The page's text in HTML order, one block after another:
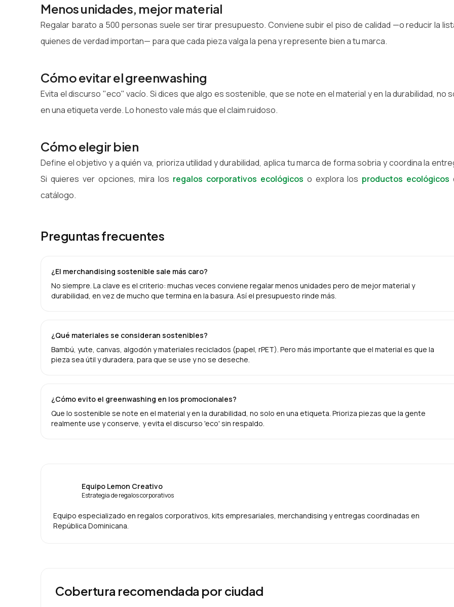
Menos unidades, mejor material
Regalar barato a 500 personas suele ser tirar presupuesto. Conviene subir el piso de calidad —o reducir la
quienes de verdad importan— para que cada pieza valga la pena y represente bien a tu marca.
Cómo evitar el greenwashing
Evita el discurso "eco" vacío. Si dices que algo es sostenible, que se note en el material y en la durabilidad, no
en una etiqueta verde. Lo honesto vale más que el claim ruidoso.
Cómo elegir bien
Define el objetivo y a quién va, prioriza utilidad y durabilidad, aplica tu marca de forma sobria y coordina la
Si quieres ver opciones, mira los regalos corporativos ecológicos o explora los productos ecológicos
catálogo.
Preguntas frecuentes
¿El merchandising sostenible sale más caro?
No siempre. La clave es el criterio: muchas veces conviene regalar menos unidades pero de mejor material y
durabilidad, en vez de mucho que termina en la basura. Así el presupuesto rinde más.
¿Qué materiales se consideran sostenibles?
Bambú, yute, canvas, algodón y materiales reciclados (papel, rPET). Pero más importante que el material es que la
pieza sea útil y duradera, para que se use y no se deseche.
¿Cómo evito el greenwashing en los promocionales?
Que lo sostenible se note en el material y en la durabilidad, no solo en una etiqueta. Prioriza piezas que la gente
realmente use y conserve, y evita el discurso 'eco' sin respaldo.
Equipo Lemon Creativo
Estrategia de regalos corporativos
Equipo especializado en regalos corporativos, kits empresariales, merchandising y entregas coordinadas en
República Dominicana.
Cobertura recomendada por ciudad